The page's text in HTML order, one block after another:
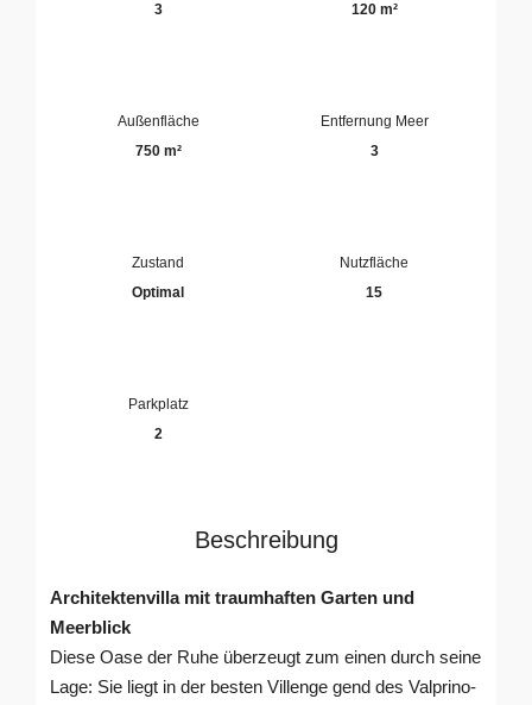
3
120 m²
Außenfläche
750 m²
Entfernung Meer
3
Zustand
Optimal
Nutzfläche
15
Parkplatz
2
Beschreibung
Architektenvilla mit traumhaften Garten und
Meerblick
Diese Oase der Ruhe überzeugt zum einen durch seine
Lage: Sie liegt in der besten Villenge gend des Valprino-